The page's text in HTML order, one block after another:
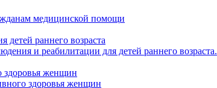
медицинской помощи
детей раннего возраста
и реабилитации для детей раннего возраста.
здоровья женщин
здоровья женщин